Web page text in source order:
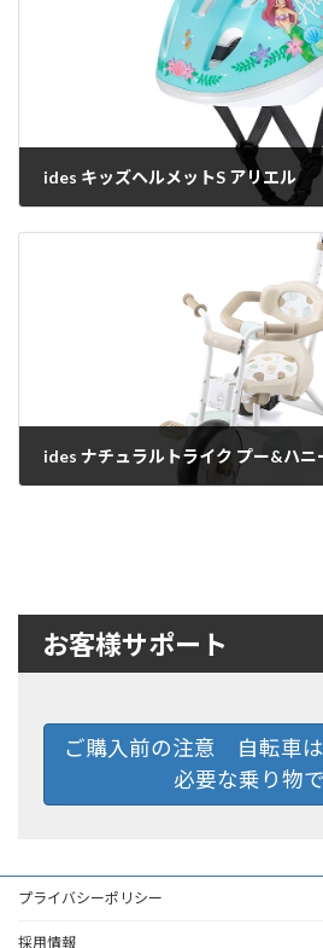
ides キッズヘルメットS アリエル
ides ナチュラルトライク プー&ハニ
お客様サポート
ご購入前の注意 自転車
必要な乗り物で
プライバシーポリシー
採用情報